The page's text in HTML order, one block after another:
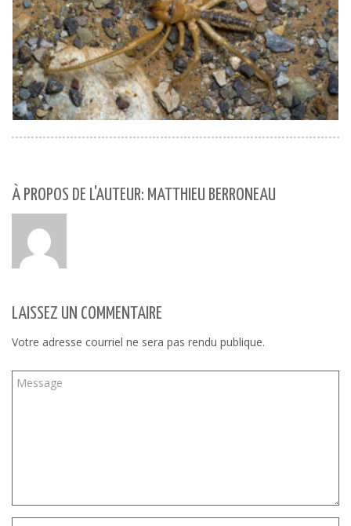
À PROPOS DE L'AUTEUR: MATTHIEU BERRONEAU
LAISSEZ UN COMMENTAIRE
Votre adresse courriel ne sera pas rendu publique.